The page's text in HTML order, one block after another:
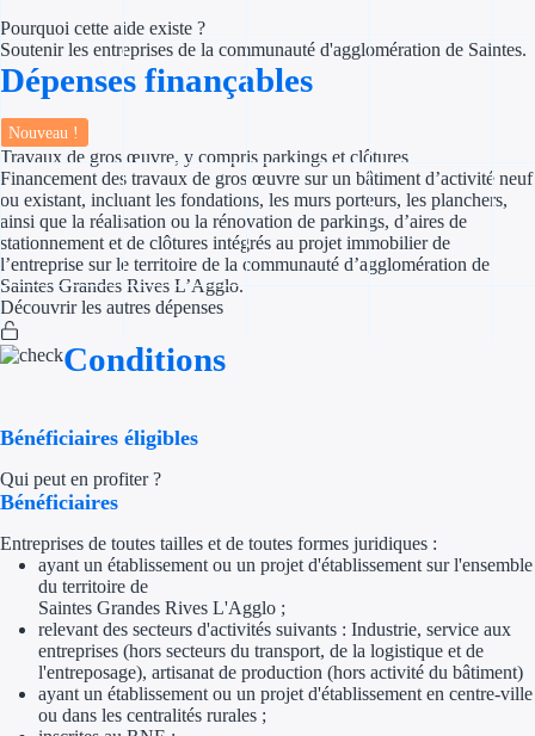
Prêts publics
Prêt
Prêt
Aides par
Aides
Tous les
Pourquoi cette aide existe ?
Soutenir les entreprises de la communauté d'agglomération de Saintes.
Dépenses finançables
Nouveau !
Travaux de gros œuvre, y compris parkings et clôtures
Financement des travaux de gros œuvre sur un bâtiment d’activité neuf
ou existant, incluant les fondations, les murs porteurs, les planchers,
ainsi que la réalisation ou la rénovation de parkings, d’aires de
stationnement et de clôtures intégrés au projet immobilier de
l’entreprise sur le territoire de la communauté d’agglomération de
Saintes Grandes Rives L’Agglo.
Découvrir les autres dépenses
Conditions
Bénéficiaires éligibles
Qui peut en profiter ?
Bénéficiaires
Entreprises de toutes tailles et de toutes formes juridiques :
ayant un établissement ou un projet d'établissement sur l'ensemble
du territoire de
Saintes Grandes Rives L'Agglo ;
relevant des secteurs d'activités suivants : Industrie, service aux
entreprises (hors secteurs du transport, de la logistique et de
l'entreposage), artisanat de production (hors activité du bâtiment)
ayant un établissement ou un projet d'établissement en centre-ville
ou dans les centralités rurales ;